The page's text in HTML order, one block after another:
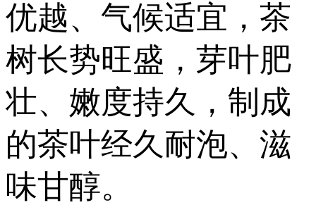
优越、气候适宜，茶
树长势旺盛，芽叶肥
壮、嫩度持久，制成
的茶叶经久耐泡、滋
味甘醇。